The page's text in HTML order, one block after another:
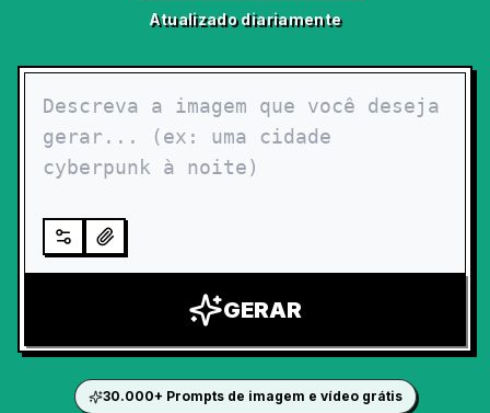
Atualizado diariamente
GERAR
30.000+ Prompts de imagem e vídeo grátis